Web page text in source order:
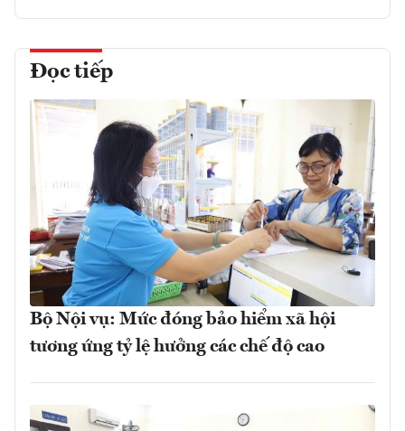
Đọc tiếp
Bộ Nội vụ: Mức đóng bảo hiểm xã hội
tương ứng tỷ lệ hưởng các chế độ cao